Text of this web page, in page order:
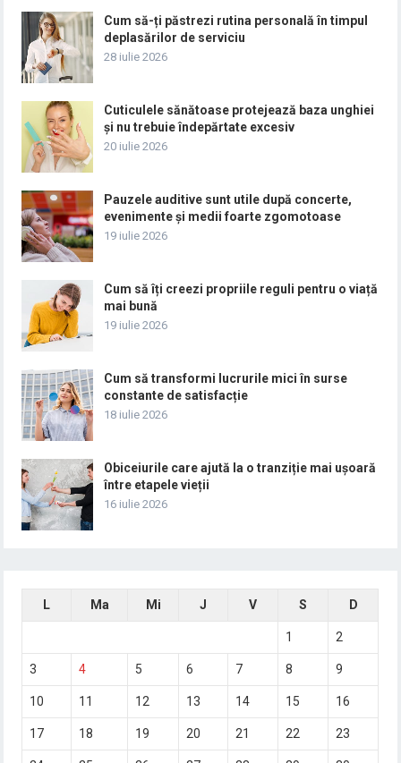
Cum să-ți păstrezi rutina personală în timpul
deplasărilor de serviciu
28 iulie 2026
Cuticulele sănătoase protejează baza unghiei
și nu trebuie îndepărtate excesiv
20 iulie 2026
Pauzele auditive sunt utile după concerte,
evenimente și medii foarte zgomotoase
19 iulie 2026
Cum să îți creezi propriile reguli pentru o viață
mai bună
19 iulie 2026
Cum să transformi lucrurile mici în surse
constante de satisfacție
18 iulie 2026
Obiceiurile care ajută la o tranziție mai ușoară
între etapele vieții
16 iulie 2026
L Ma Mi J V S D
1 2
3 4 5 6 7 8 9
10 11 12 13 14 15 16
17 18 19 20 21 22 23